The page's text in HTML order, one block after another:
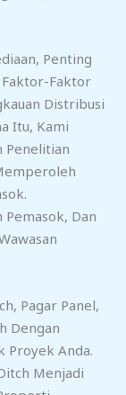
Penting
Faktor-Faktor
Distribusi
Itu, Kami
Penelitian
Dan
Pagar Panel,
Dengan
Proyek Anda.
Menjadi